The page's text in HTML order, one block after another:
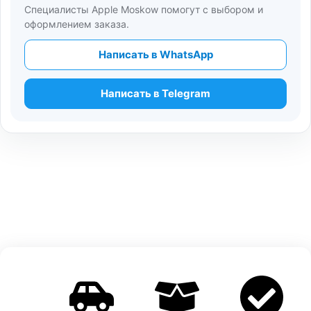
Специалисты Apple Moskow помогут с выбором и
оформлением заказа.
Написать в WhatsApp
Написать в Telegram